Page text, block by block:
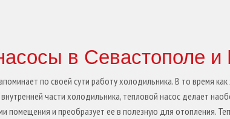
в Севастополе
по своей сути работу холодильника. В то время
части холодильника, тепловой насос делает
помещения и преобразует ее в полезную для отопления.